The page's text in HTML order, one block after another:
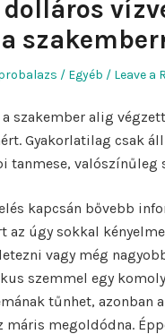
Posted
Egyéb Leave a
szakember alig
Gyakorlatilag csak
tanmese,
kapcsán bővebb
az úgy sokkal
vagy még
szemmel egy
tűnhet, azonban
máris megoldódna.